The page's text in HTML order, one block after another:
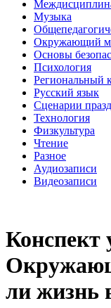
Музыка
Окружающий
Основы
Психология
Региональный
Русский язык
Сценарии
Технология
Физкультура
Чтение
Разное
Аудиозаписи
Видеозаписи
Конспект
ли жизнь